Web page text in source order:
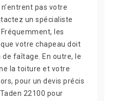
pas votre
un spécialiste
les
votre chapeau doit
faîtage. En outre, le
la toiture et votre
pour un devis précis
22100 pour